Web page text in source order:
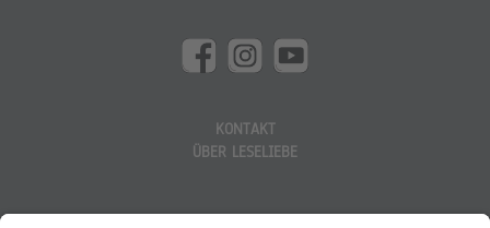
KONTAKT
ÜBER LESELIEBE